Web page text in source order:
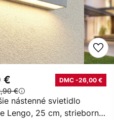
nástenné svietidlo
Lengo, 25 cm, strieborná,
€ DMC -26,00 €
€